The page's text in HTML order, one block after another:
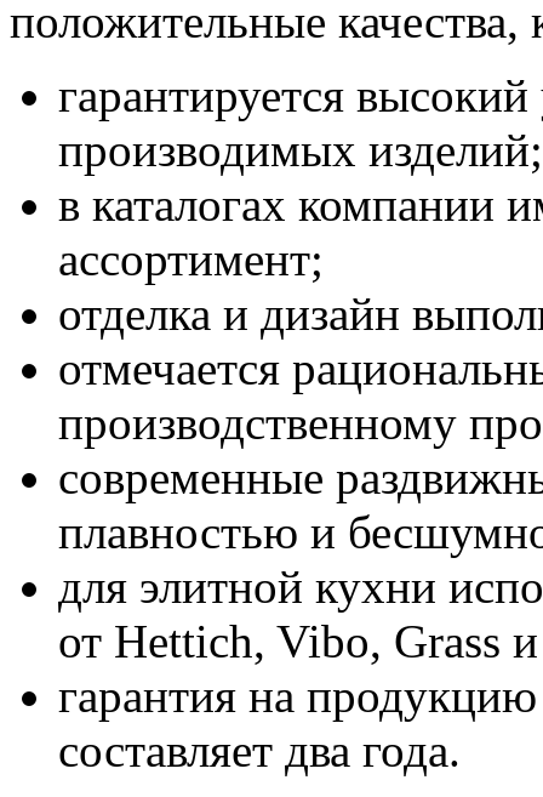
положительные качества,
гарантируется высокий
производимых изделий;
в каталогах компании
ассортимент;
отделка и дизайн
отмечается
производственному
современные
плавностью и
для элитной кухни
от Hettich, Vibo, Grass
гарантия на
составляет два года.